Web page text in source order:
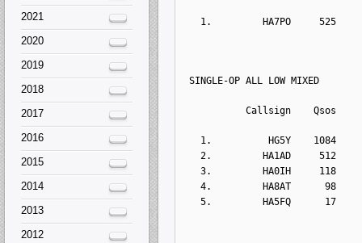
1.         HA7PO     525
SINGLE-OP ALL LOW MIXED
Callsign    Qsos
1.          HG5Y    1084
2.         HA1AD     512
3.         HA0IH     118
4.         HA8AT      98
5.         HA5FQ      17
2021
2020
2019
2018
2017
2016
2015
2014
2013
2012